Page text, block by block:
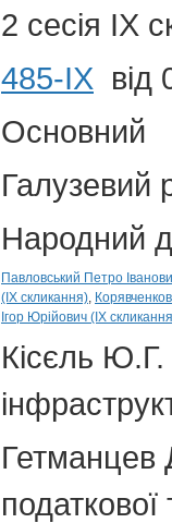
2 сесія IX
485-ІХ від
Основний
Галузевий
Народний
Павловський Петро
(IX скликання)
Ігор Юрійович (IX
Кісєль Ю.Г.
Гетманцев
податкової